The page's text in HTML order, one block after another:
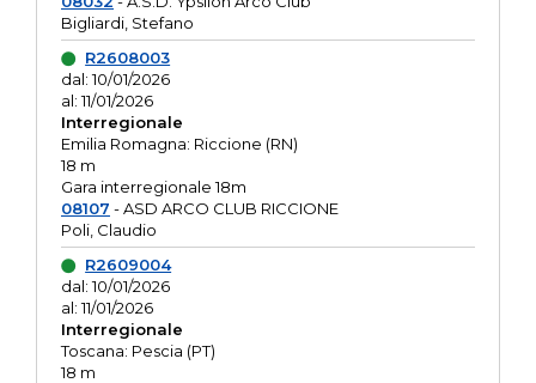
Bigliardi, Stefano
R2608003
dal: 10/01/2026
al: 11/01/2026
Interregionale
Emilia Romagna: Riccione (RN)
18 m
Gara interregionale 18m
08107 - ASD ARCO CLUB RICCIONE
Poli, Claudio
R2609004
dal: 10/01/2026
al: 11/01/2026
Interregionale
Toscana: Pescia (PT)
18 m